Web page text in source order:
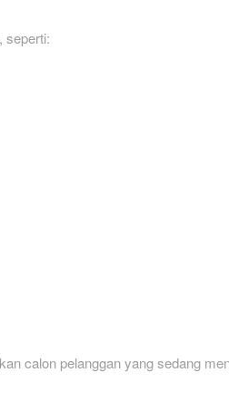
seperti:
calon pelanggan yang sedang